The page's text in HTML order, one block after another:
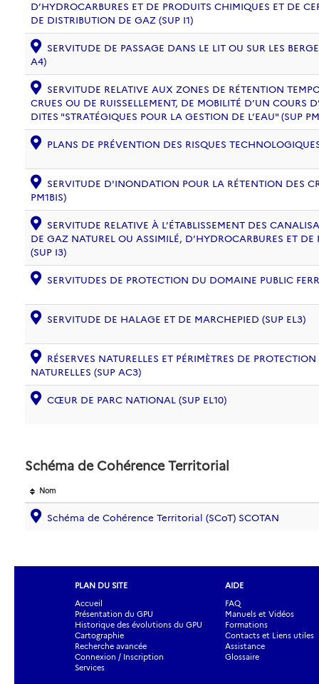
D’HYDROCARBURES ET DE PRODUITS CHIMIQUES ET DE
DE DISTRIBUTION DE GAZ (SUP I1)
SERVITUDE DE PASSAGE DANS LE LIT OU SUR LES
A4)
SERVITUDE RELATIVE AUX ZONES DE RÉTENTION
CRUES OU DE RUISSELLEMENT, DE MOBILITÉ D’UN COURS
DITES "STRATÉGIQUES POUR LA GESTION DE L’EAU" (SUP
PLANS DE PRÉVENTION DES RISQUES
SERVITUDE D'INONDATION POUR LA RÉTENTION DES
PM1BIS)
SERVITUDE RELATIVE À L’ÉTABLISSEMENT DES
DE GAZ NATUREL OU ASSIMILÉ, D’HYDROCARBURES ET
(SUP I3)
SERVITUDES DE PROTECTION DU DOMAINE PUBLIC
SERVITUDE DE HALAGE ET DE MARCHEPIED (SUP EL3)
RÉSERVES NATURELLES ET PÉRIMÈTRES DE
NATURELLES (SUP AC3)
CŒUR DE PARC NATIONAL (SUP EL10)
Schéma de Cohérence Territorial
Nom
Schéma de Cohérence Territorial (SCoT) SCOTAN
PLAN DU SITE
Accueil
Présentation du GPU
Historique des évolutions du GPU
Cartographie
Recherche avancée
Connexion / Inscription
Services
AIDE
FAQ
Manuels et Vidéos
Formations
Contacts et Liens utiles
Assistance
Glossaire